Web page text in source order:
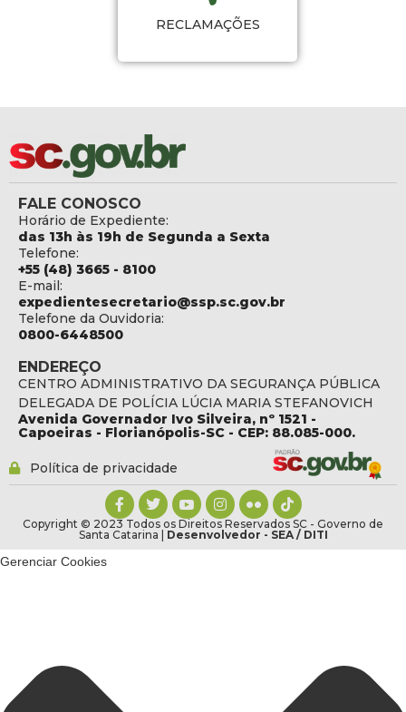
RECLAMAÇÕES
FALE CONOSCO
Horário de Expediente:
das 13h às 19h de Segunda a Sexta
Telefone:
+55 (48) 3665 - 8100
E-mail:
expedientesecretario@ssp.sc.gov.br
Telefone da Ouvidoria:
0800-6448500
ENDEREÇO
CENTRO ADMINISTRATIVO DA SEGURANÇA PÚBLICA
DELEGADA DE POLÍCIA LÚCIA MARIA STEFANOVICH
Avenida Governador Ivo Silveira, nº 1521 -
Capoeiras - Florianópolis-SC - CEP: 88.085-000.
Política de privacidade
Copyright © 2023 Todos os Direitos Reservados SC - Governo de
Santa Catarina | Desenvolvedor - SEA / DITI
Gerenciar Cookies